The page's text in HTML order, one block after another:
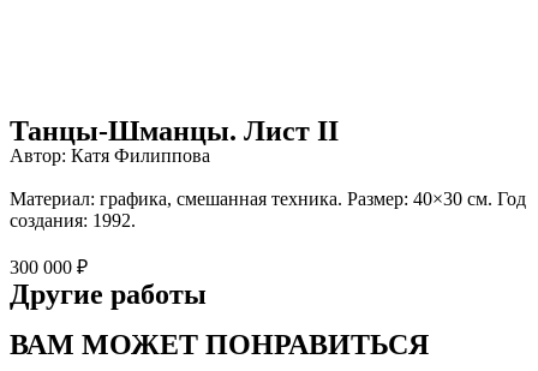
Танцы-Шманцы. Лист II
Автор: Катя Филиппова
Материал: графика, cмешанная техника. Размер: 40×30 см. Год
создания: 1992.
300 000 ₽
Другие работы
ВАМ МОЖЕТ ПОНРАВИТЬСЯ